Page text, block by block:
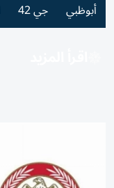
أبوظبي جي 42